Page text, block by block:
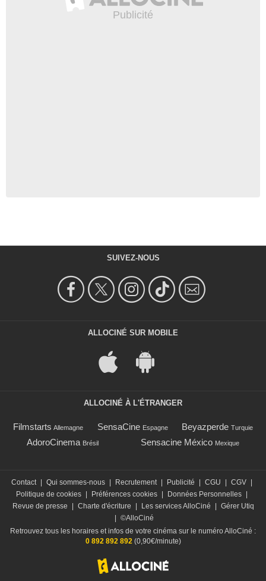
SUIVEZ-NOUS
ALLOCINÉ SUR MOBILE
ALLOCINÉ À L'ÉTRANGER
Filmstarts Allemagne SensaCine Espagne Beyazperde Turquie
AdoroCinema Brésil Sensacine México Mexique
Contact Qui sommes-nous Recrutement Publicité CGU CGV
Politique de cookies
Préférences cookies Données Personnelles
Revue de presse
Charte d'écriture Les services AlloCiné
Gérer Utiq
©AlloCiné
Retrouvez tous les horaires et infos de votre cinéma sur le numéro AlloCiné :
0 892 892 892(0,90€/minute)